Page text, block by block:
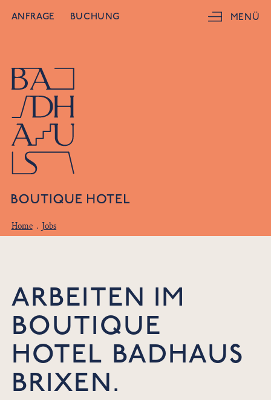
ANFRAGE BUCHUNG MENÜ
Home . Jobs
ARBEITEN IM
BOUTIQUE
HOTEL BADHAUS
BRIXEN.